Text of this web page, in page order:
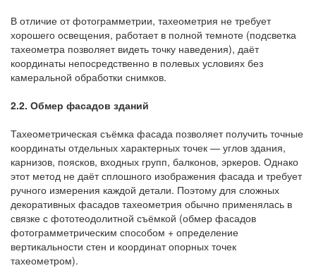
В отличие от фотограмметрии, тахеометрия не требует
хорошего освещения, работает в полной темноте (подсветка
тахеометра позволяет видеть точку наведения), даёт
координаты непосредственно в полевых условиях без
камеральной обработки снимков.
2.2. Обмер фасадов зданий
Тахеометрическая съёмка фасада позволяет получить точные
координаты отдельных характерных точек — углов здания,
карнизов, поясков, входных групп, балконов, эркеров. Однако
этот метод не даёт сплошного изображения фасада и требует
ручного измерения каждой детали. Поэтому для сложных
декоративных фасадов тахеометрия обычно применялась в
связке с фототеодолитной съёмкой (обмер фасадов
фотограмметрическим способом + определение
вертикальности стен и координат опорных точек
тахеометром).